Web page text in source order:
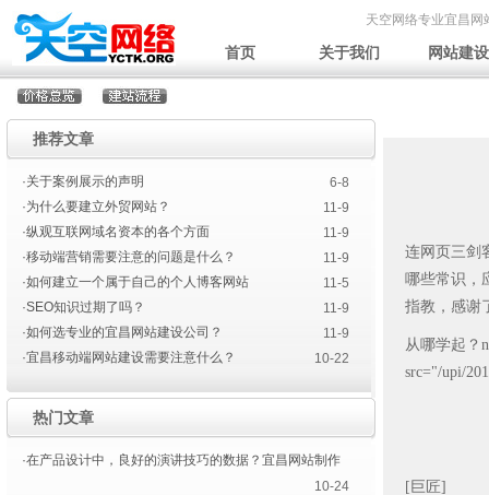
天空网络专业宜昌网
首页 关于我们 网站建设
推荐文章
·关于案例展示的声明
6-8
·为什么要建立外贸网站？
11-9
·纵观互联网域名资本的各个方面
11-9
·移动端营销需要注意的问题是什么？
11-9
·如何建立一个属于自己的个人博客网站
11-5
·SEO知识过期了吗？
11-9
·如何选专业的宜昌网站建设公司？
11-9
·宜昌移动端网站建设需要注意什么？
10-22
热门文章
·在产品设计中，良好的演讲技巧的数据？宜昌网站制作
10-24
连网页三剑
哪些常识，
指教，感谢
从哪学起？
src="/upi/
[巨匠]